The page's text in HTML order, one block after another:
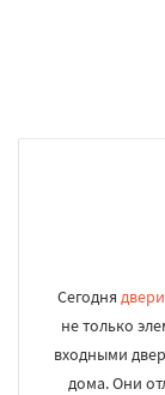
Сегодня
не только
входными
дома. Они